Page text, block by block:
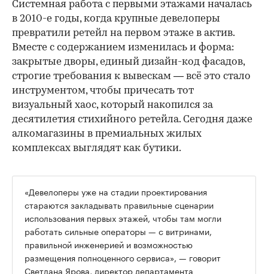
Системная работа с первыми этажами началась
в 2010-е годы, когда крупные девелоперы
превратили ретейл на первом этаже в актив.
Вместе с содержанием изменилась и форма:
закрытые дворы, единый дизайн-код фасадов,
строгие требования к вывескам — всё это стало
инструментом, чтобы причесать тот
визуальный хаос, который накопился за
десятилетия стихийного ретейла. Сегодня даже
алкомагазины в премиальных жилых
комплексах выглядят как бутики.
«Девелоперы уже на стадии проектирования
стараются закладывать правильные сценарии
использования первых этажей, чтобы там могли
работать сильные операторы — с витринами,
правильной инженерией и возможностью
размещения полноценного сервиса», — говорит
Светлана Ярова, директор департамента